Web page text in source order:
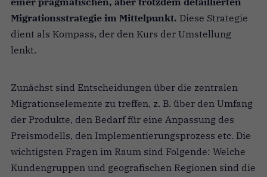
Migrationsstrategie im Mittelpunkt. Diese Strategie
dient als Kompass, der den Kurs der Umstellung
lenkt.
Zunächst sind Entscheidungen über die zentralen
Migrationselemente zu treffen, z. B. über den Umfang
der Produkte, den Bedarf für eine Anpassung des
Preismodells, den Implementierungsprozess etc. Die
wichtigsten Fragen im Raum sind Folgende: Welche
Kundengruppen und geografischen Regionen sind die